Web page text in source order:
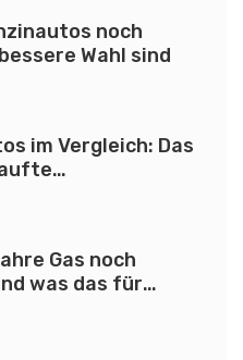
noch
Wahl sind
im Vergleich: Das
Gas noch
was das für